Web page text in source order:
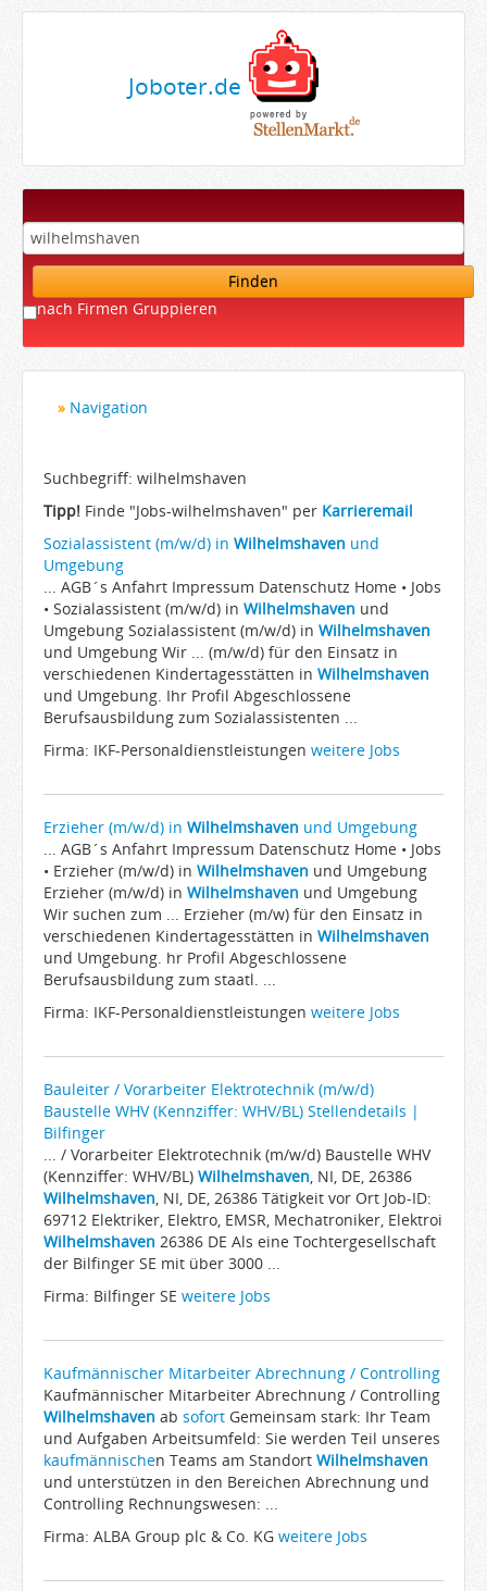
Joboter.de
Finden
nach Firmen Gruppieren
Navigation
Bewerber
Arbeitgeber
Firmen von A-Z
Karrieremail
JobWiki
Berufe
Städte
Karriere
Impressum
Suchbegriff: wilhelmshaven
Tipp! Finde "Jobs-wilhelmshaven" per Karrieremail
Sozialassistent (m/w/d) in Wilhelmshaven und
Umgebung
... AGB´s Anfahrt Impressum Datenschutz Home • Jobs
• Sozialassistent (m/w/d) in Wilhelmshaven und
Umgebung Sozialassistent (m/w/d) in Wilhelmshaven
und Umgebung Wir ... (m/w/d) für den Einsatz in
verschiedenen Kindertagesstätten in Wilhelmshaven
und Umgebung. Ihr Profil Abgeschlossene
Berufsausbildung zum Sozialassistenten ...
Firma: IKF-Personaldienstleistungen weitere Jobs
Erzieher (m/w/d) in Wilhelmshaven und Umgebung
... AGB´s Anfahrt Impressum Datenschutz Home • Jobs
• Erzieher (m/w/d) in Wilhelmshaven und Umgebung
Erzieher (m/w/d) in Wilhelmshaven und Umgebung
Wir suchen zum ... Erzieher (m/w) für den Einsatz in
verschiedenen Kindertagesstätten in Wilhelmshaven
und Umgebung. hr Profil Abgeschlossene
Berufsausbildung zum staatl. ...
Firma: IKF-Personaldienstleistungen weitere Jobs
Bauleiter / Vorarbeiter Elektrotechnik (m/w/d)
Baustelle WHV (Kennziffer: WHV/BL) Stellendetails |
Bilfinger
... / Vorarbeiter Elektrotechnik (m/w/d) Baustelle WHV
(Kennziffer: WHV/BL) Wilhelmshaven, NI, DE, 26386
Wilhelmshaven, NI, DE, 26386 Tätigkeit vor Ort Job-ID:
69712 Elektriker, Elektro, EMSR, Mechatroniker, Elektroi
Wilhelmshaven 26386 DE Als eine Tochtergesellschaft
der Bilfinger SE mit über 3000 ...
Firma: Bilfinger SE weitere Jobs
Kaufmännischer Mitarbeiter Abrechnung / Controlling
Kaufmännischer Mitarbeiter Abrechnung / Controlling
Wilhelmshaven ab sofort Gemeinsam stark: Ihr Team
und Aufgaben Arbeitsumfeld: Sie werden Teil unseres
kaufmännischen Teams am Standort Wilhelmshaven
und unterstützen in den Bereichen Abrechnung und
Controlling Rechnungswesen: ...
Firma: ALBA Group plc & Co. KG weitere Jobs